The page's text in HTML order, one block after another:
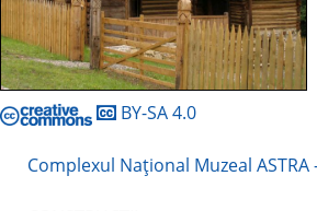
BY-SA 4.0
Complexul Naţional Muzeal ASTRA